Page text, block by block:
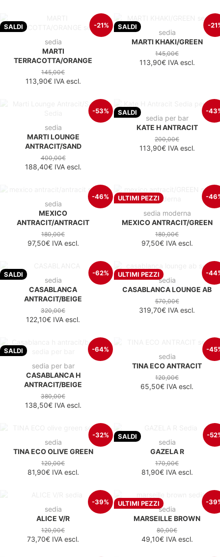
SALDI -21%
sedia
MARTI
TERRACOTTA/ORANGE
145,00€
113,90€IVA escl.
SALDI -
sedia
MARTI KHAKI/GREEN
145,00€
113,90€IVA escl.
-53%
sedia
MARTI LOUNGE
ANTRACIT/SAND
400,00€
188,40€IVA escl.
SALDI -
sedia per bar
KATE H ANTRACIT
200,00€
113,90€IVA escl.
-46%
sedia
MEXICO
ANTRACIT/ANTRACIT
180,00€
97,50€IVA escl.
ULTIMI PEZZI -
sedia moderna
MEXICO ANTRACIT/GREEN
180,00€
97,50€IVA escl.
SALDI -62%
sedia
CASABLANCA
ANTRACIT/BEIGE
320,00€
122,10€ IVA escl.
ULTIMI PEZZI -
sedia
CASABLANCA LOUNGE AB
570,00€
319,70€ IVA escl.
SALDI -64%
sedia per bar
CASABLANCA H
ANTRACIT/BEIGE
380,00€
138,50€IVA escl.
-
sedia
TINA ECO ANTRACIT
120,00€
65,50€ IVA escl.
-32%
sedia
TINA ECO OLIVE GREEN
120,00€
81,90€IVA escl.
SALDI -
sedia
GAZELA R
170,00€
81,90€IVA escl.
-39%
sedia
ALICE V/R
120,00€
73,70€ IVA escl.
ULTIMI PEZZI -
sedia
MARSEILLE BROWN
80,00€
49,10€IVA escl.